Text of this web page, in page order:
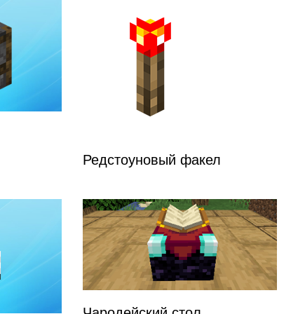
Редстоуновый факел